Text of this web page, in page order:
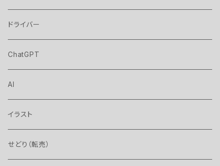
ドライバー
ChatGPT
AI
イラスト
せどり（転売）